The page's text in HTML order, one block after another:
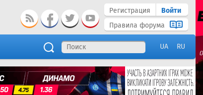
Регистрация
Войти
Правила форума
UA RU